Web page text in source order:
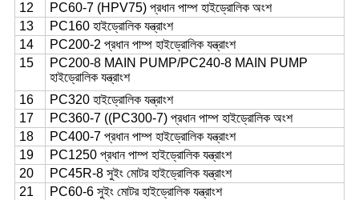
12
PC60-7 (HPV75) প্রধান পাম্প হাইড্রোলিক অংশ
13
PC160 হাইড্রোলিক যন্ত্রাংশ
14
PC200-2 প্রধান পাম্প হাইড্রোলিক যন্ত্রাংশ
15
PC200-8 MAIN PUMP/PC240-8 MAIN PUMP
হাইড্রোলিক যন্ত্রাংশ
16
PC320 হাইড্রোলিক যন্ত্রাংশ
17
PC360-7 ((PC300-7) প্রধান পাম্প হাইড্রোলিক অংশ
18
PC400-7 প্রধান পাম্প হাইড্রোলিক যন্ত্রাংশ
19
PC1250 প্রধান পাম্প হাইড্রোলিক যন্ত্রাংশ
20
PC45R-8 সুইং মোটর হাইড্রোলিক যন্ত্রাংশ
21
PC60-6 সুইং মোটর হাইড্রোলিক যন্ত্রাংশ